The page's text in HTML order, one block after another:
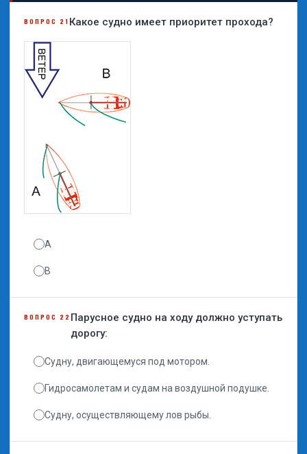
ВОПРОС 21 Какое судно имеет приоритет прохода?
A
B
ВОПРОС 22 Парусное судно на ходу должно уступать
дорогу:
Судну, двигающемуся под мотором.
Гидросамолетам и судам на воздушной подушке.
Судну, осуществляющему лов рыбы.